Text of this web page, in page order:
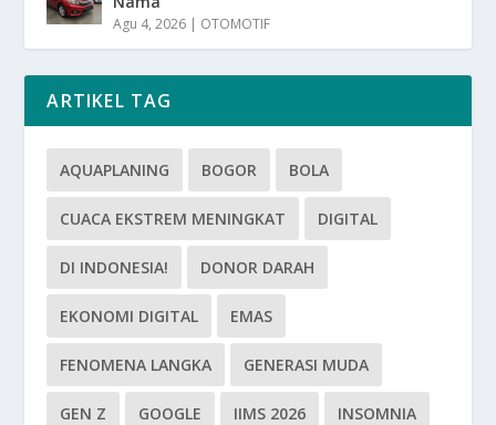
Agu 4, 2026 | OTOMOTIF
ARTIKEL TAG
AQUAPLANING BOGOR BOLA
CUACA EKSTREM MENINGKAT DIGITAL
DI INDONESIA! DONOR DARAH
EKONOMI DIGITAL EMAS
FENOMENA LANGKA GENERASI MUDA
GEN Z GOOGLE IIMS 2026 INSOMNIA